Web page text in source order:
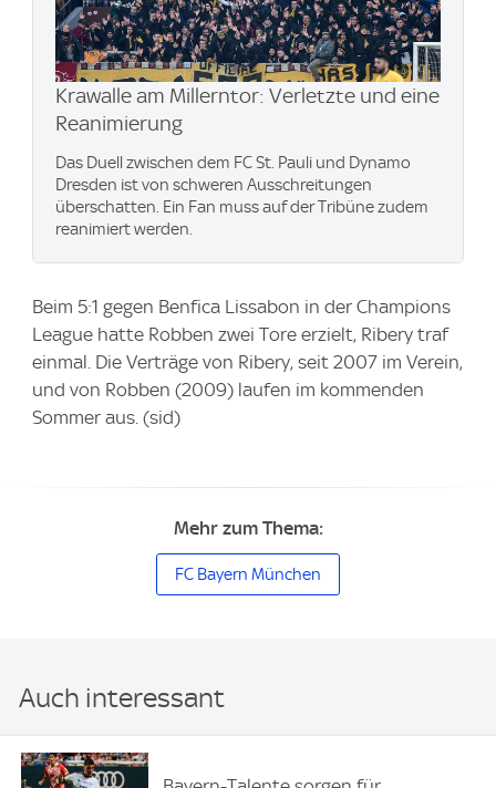
Krawalle am Millerntor: Verletzte und eine
Reanimierung
Das Duell zwischen dem FC St. Pauli und Dynamo
Dresden ist von schweren Ausschreitungen
überschatten. Ein Fan muss auf der Tribüne zudem
reanimiert werden.
Beim 5:1 gegen Benfica Lissabon in der Champions
League hatte Robben zwei Tore erzielt, Ribery traf
einmal. Die Verträge von Ribery, seit 2007 im Verein,
und von Robben (2009) laufen im kommenden
Sommer aus. (sid)
Mehr zum Thema:
FC Bayern München
Auch interessant